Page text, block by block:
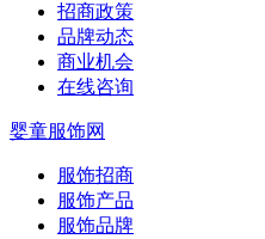
招商政策
品牌动态
商业机会
在线咨询
婴童服饰网
服饰招商
服饰产品
服饰品牌